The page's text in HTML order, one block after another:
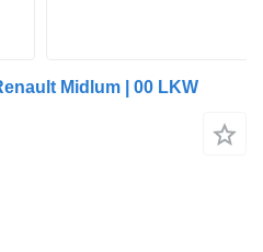
Midlum | 00 LKW